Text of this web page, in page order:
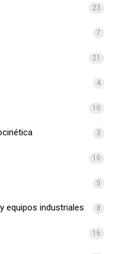
23
7
21
4
10
3
10
5
equipos industriales 8
16